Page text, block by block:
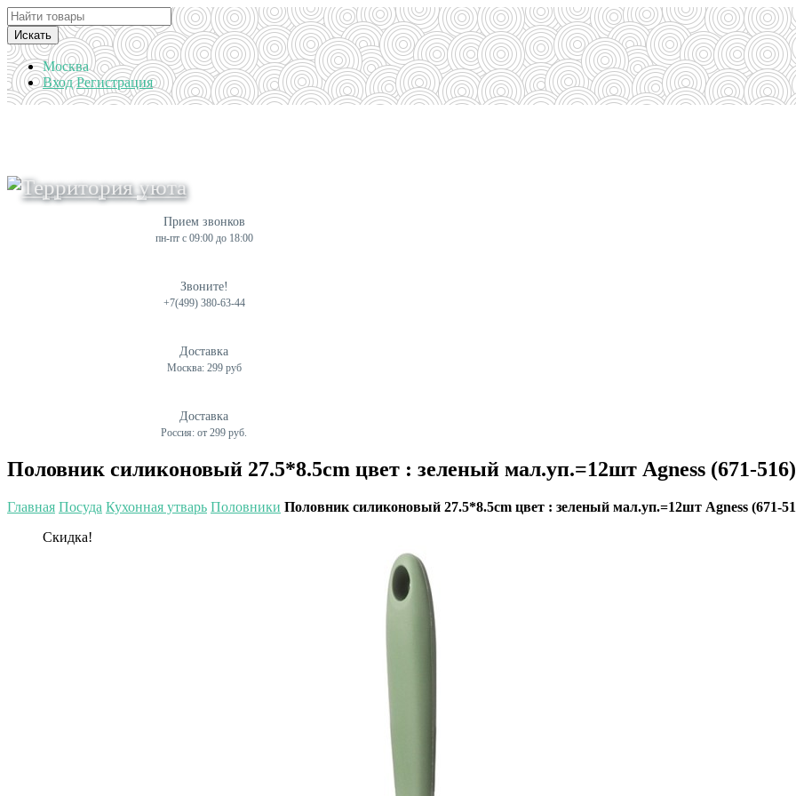
Искать
Москва
Вход Регистрация
Прием звонков
пн-пт с 09:00 до 18:00
Звоните!
+7(499) 380-63-44
Доставка
Москва: 299 руб
Доставка
Россия: от 299 руб.
Половник силиконовый 27.5*8.5cm цвет : зеленый мал.уп.=12шт Agness (671-516)
Главная Посуда Кухонная утварь Половники Половник силиконовый 27.5*8.5cm цвет : зеленый мал.уп.=12шт Agness (671-
Скидка!